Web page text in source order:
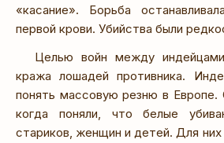
«касание». Борьба
первой крови. Убийства были
Целью войн между
кража лошадей противника.
понять массовую резню в Европе.
когда поняли, что белые
стариков, женщин и детей. Для